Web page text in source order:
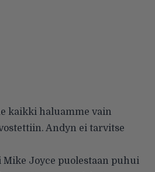
kaikki haluamme vain
Andyn ei tarvitse
Joyce puolestaan puhui